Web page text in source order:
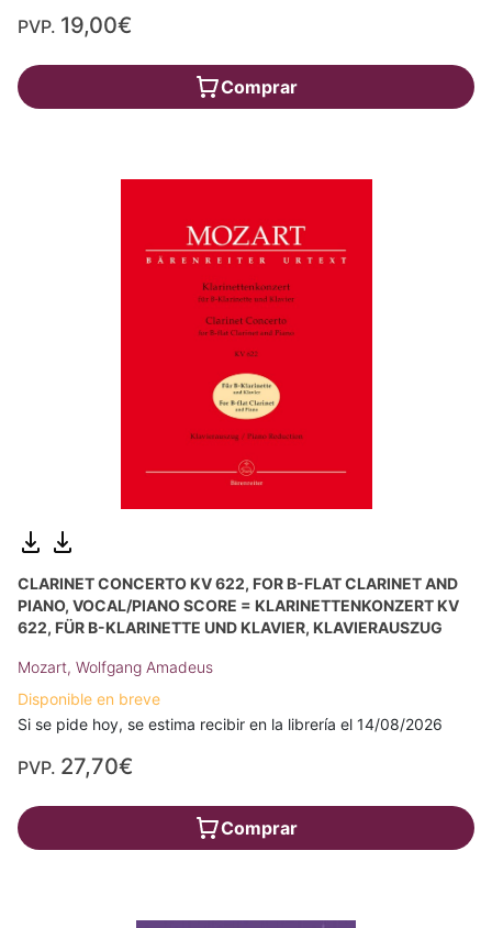
PVP. 19,00€
Comprar
CLARINET CONCERTO KV 622, FOR B-FLAT CLARINET AND
PIANO, VOCAL/PIANO SCORE = KLARINETTENKONZERT KV
622, FÜR B-KLARINETTE UND KLAVIER, KLAVIERAUSZUG
Mozart, Wolfgang Amadeus
Disponible en breve
Si se pide hoy, se estima recibir en la librería el 14/08/2026
PVP. 27,70€
Comprar